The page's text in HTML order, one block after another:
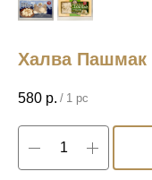
Халва Пашмак
580 р. / 1 pc